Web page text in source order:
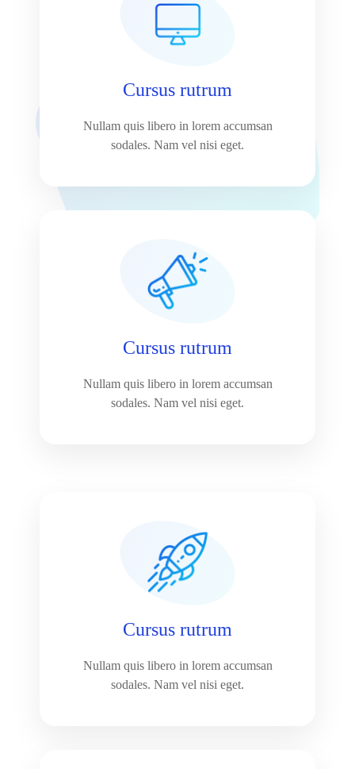
Cursus rutrum
Nullam quis libero in lorem accumsan
sodales. Nam vel nisi eget.
Cursus rutrum
Nullam quis libero in lorem accumsan
sodales. Nam vel nisi eget.
Cursus rutrum
Nullam quis libero in lorem accumsan
sodales. Nam vel nisi eget.